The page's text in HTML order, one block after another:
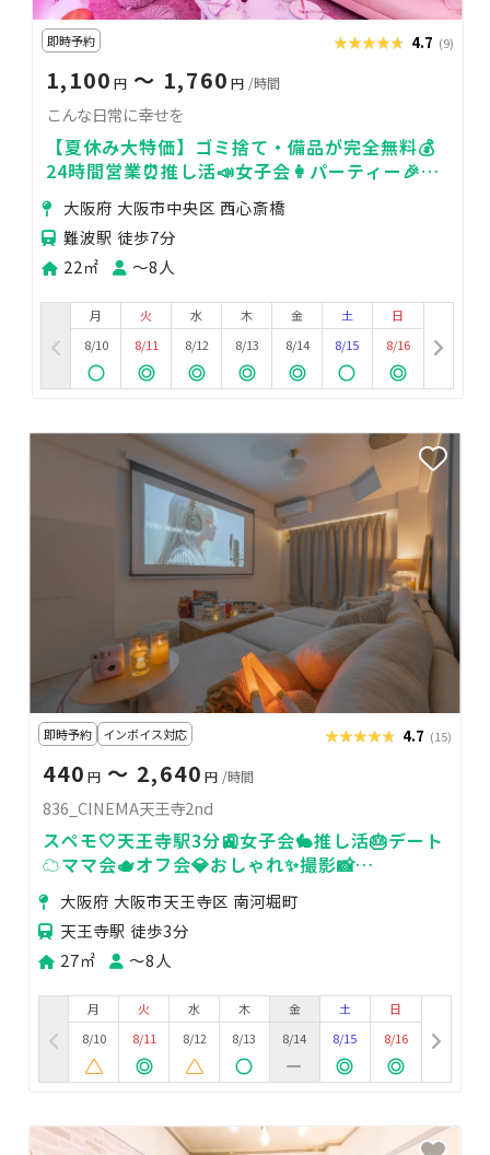
即時予約 ★★★★★
★★★★★ 4.7 (9)
1,100 円〜 1,760 円 /時間
こんな日常に幸せを
【夏休み大特価】ゴミ捨て・備品が完全無料💰
24時間営業⏰推し活📣女子会👩パーティー🎉デ
ート💏撮影会🎥 駅近で立地🙆
大阪府 大阪市中央区 西心斎橋
難波駅 徒歩7分
22㎡
〜8人
月
8/10
火
8/11
水
8/12
木
8/13
金
8/14
土
8/15
日
8/16
即時予約 インボイス対応 ★★★★★
★★★★★ 4.7 (15)
440 円 〜 2,640 円 /時間
836_CINEMA天王寺2nd
スペモ🤍天王寺駅3分🚉女子会🐇推し活🎂デート
☁️ママ会🫖オフ会💎おしゃれ✨️撮影📸
836_CINEMA天王寺2nd
大阪府 大阪市天王寺区 南河堀町
天王寺駅 徒歩3分
27㎡
〜8人
月
8/10
火
8/11
水
8/12
木
8/13
金
8/14
土
8/15
日
8/16